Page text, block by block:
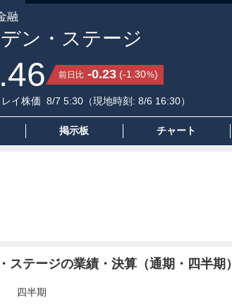
ン・ステージ
融
前日比 -0.23 (-1.30%)
イ株価 8/7 5:30 （現地時刻: 8/6 16:30）
掲示板 チャート
ステージの業績・決算（通期・四半期）
四半期